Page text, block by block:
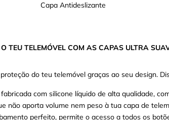
Capa Antideslizante
O TEU TELEMÓVEL COM AS CAPAS ULTRA
do teu telemóvel graças ao seu design.
com silicone líquido de alta qualidade,
não aporta volume nem peso à tua capa de
perfeito, permite o acesso a todos os